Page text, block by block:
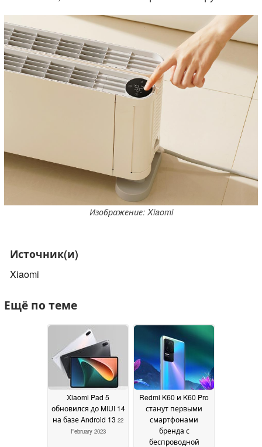
Изображение: Xiaomi
Источник(и)
Xiaomi
Ещё по теме
Xiaomi Pad 5
обновился до MIUI 14
на базе Android 13 22
February 2023
Redmi K60 и K60 Pro
станут первыми
смартфонами
бренда с
беспроводной